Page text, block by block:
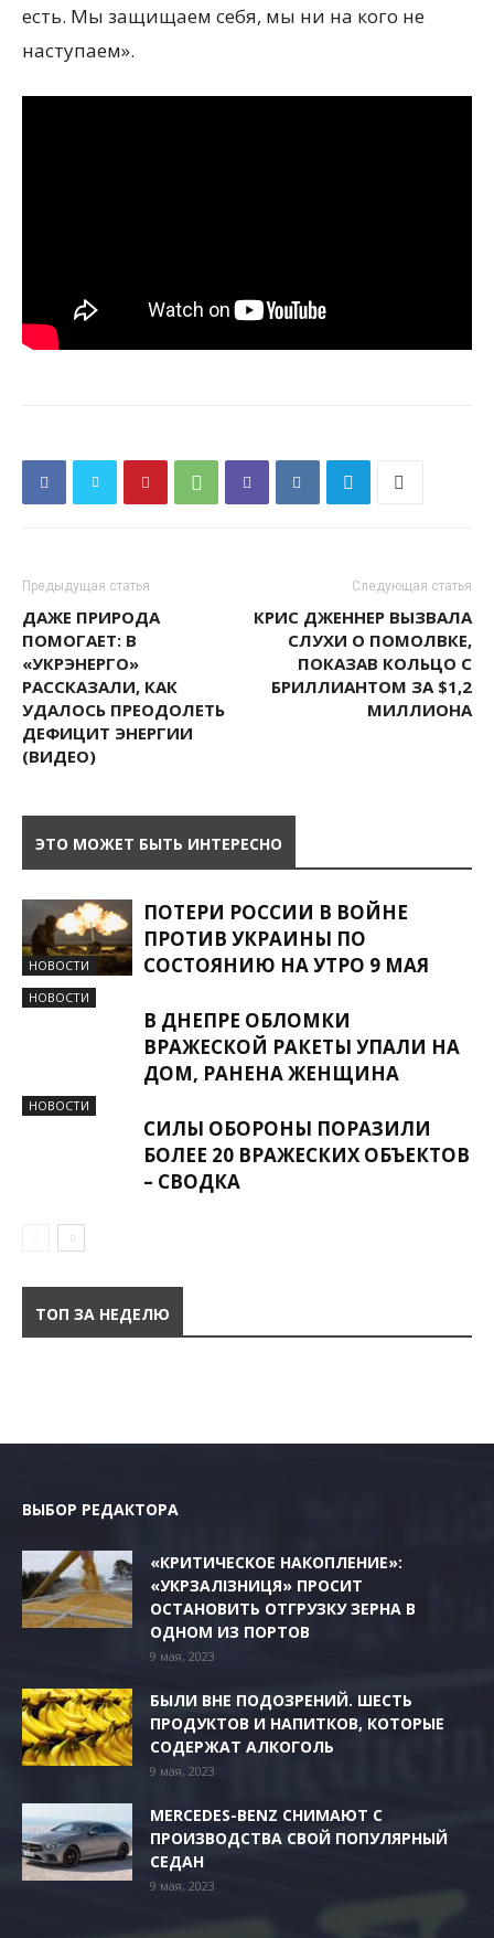
есть. Мы защищаем себя, мы ни на кого не
наступаем».
Предыдущая статья
ДАЖЕ ПРИРОДА
ПОМОГАЕТ: В
«УКРЭНЕРГО»
РАССКАЗАЛИ, КАК
УДАЛОСЬ ПРЕОДОЛЕТЬ
ДЕФИЦИТ ЭНЕРГИИ
(ВИДЕО)
Следующая статья
КРИС ДЖЕННЕР ВЫЗВАЛА
СЛУХИ О ПОМОЛВКЕ,
ПОКАЗАВ КОЛЬЦО С
БРИЛЛИАНТОМ ЗА $1,2
МИЛЛИОНА
ЭТО МОЖЕТ БЫТЬ ИНТЕРЕСНО
НОВОСТИ
ПОТЕРИ РОССИИ В ВОЙНЕ
ПРОТИВ УКРАИНЫ ПО
СОСТОЯНИЮ НА УТРО 9 МАЯ
НОВОСТИ
В ДНЕПРЕ ОБЛОМКИ
ВРАЖЕСКОЙ РАКЕТЫ УПАЛИ НА
ДОМ, РАНЕНА ЖЕНЩИНА
НОВОСТИ
СИЛЫ ОБОРОНЫ ПОРАЗИЛИ
БОЛЕЕ 20 ВРАЖЕСКИХ ОБЪЕКТОВ
– СВОДКА
ТОП ЗА НЕДЕЛЮ
ВЫБОР РЕДАКТОРА
«КРИТИЧЕСКОЕ НАКОПЛЕНИЕ»:
«УКРЗАЛІЗНИЦЯ» ПРОСИТ
ОСТАНОВИТЬ ОТГРУЗКУ ЗЕРНА В
ОДНОМ ИЗ ПОРТОВ
9 мая, 2023
БЫЛИ ВНЕ ПОДОЗРЕНИЙ. ШЕСТЬ
ПРОДУКТОВ И НАПИТКОВ, КОТОРЫЕ
СОДЕРЖАТ АЛКОГОЛЬ
9 мая, 2023
MERCEDES-BENZ СНИМАЮТ С
ПРОИЗВОДСТВА СВОЙ ПОПУЛЯРНЫЙ
СЕДАН
9 мая, 2023